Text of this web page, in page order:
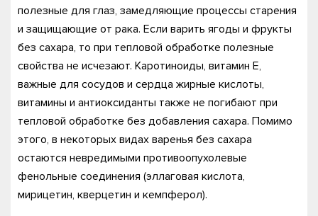
полезные для глаз, замедляющие процессы старения
и защищающие от рака. Если варить ягоды и фрукты
без сахара, то при тепловой обработке полезные
свойства не исчезают. Каротиноиды, витамин Е,
важные для сосудов и сердца жирные кислоты,
витамины и антиоксиданты также не погибают при
тепловой обработке без добавления сахара. Помимо
этого, в некоторых видах варенья без сахара
остаются невредимыми противоопухолевые
фенольные соединения (эллаговая кислота,
мирицетин, кверцетин и кемпферол).